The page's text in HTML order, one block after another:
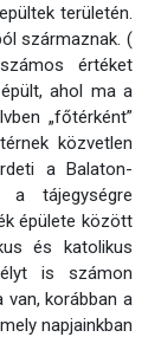
területén.
származnak. (
értéket
ahol ma a
„főtérként”
közvetlen
a Balaton-
a tájegységre
épülete között
és katolikus
is számon
korábban a
napjainkban